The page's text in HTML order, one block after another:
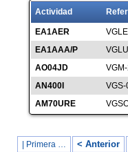
Actividad
EA1AER
EA1AAA/P
AO04JD
AN400I
AM70URE
| Primera … < Anterior